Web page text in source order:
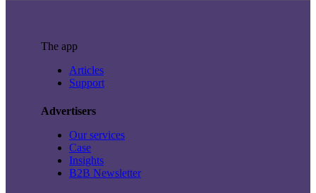
The app
Articles
Support
Advertisers
Our services
Case
Insights
B2B Newsletter